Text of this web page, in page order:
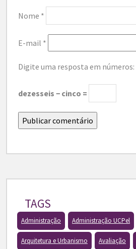
Nome *
E-mail *
Digite uma resposta em números:
dezesseis − cinco =
TAGS
Administração Administração UCPel
Arquitetura e Urbanismo Avaliação